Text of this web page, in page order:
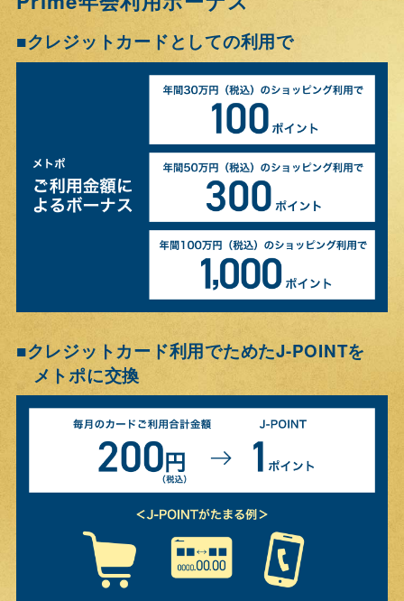
■クレジットカードとしての利用で
■クレジットカード利用でためたJ-POINTを
メトポに交換